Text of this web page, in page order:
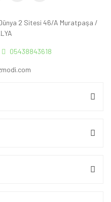
2 Sitesi 46/A Muratpaşa /
05438843618